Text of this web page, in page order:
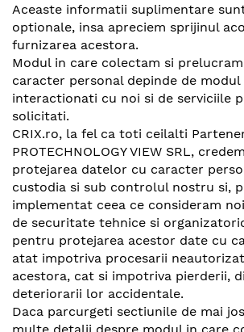
Aceaste informatii suplimentare
optionale, insa apreciem sprijinul
furnizarea acestora.
Modul in care colectam si
caracter personal depinde de modul
interactionati cu noi si de serviciile
solicitati.
CRIX.ro, la fel ca toti ceilalti
PROTECHNOLOGY VIEW SRL,
protejarea datelor cu caracter
custodia si sub controlul nostru si,
implementat ceea ce consideram
de securitate tehnice si
pentru protejarea acestor date cu
atat impotriva procesarii
acestora, cat si impotriva pierderii,
deteriorarii lor accidentale.
Daca parcurgeti sectiunile de mai